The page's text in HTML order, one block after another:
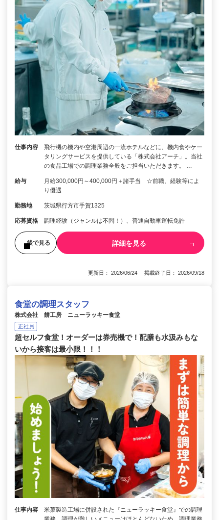
仕事内容
飛行機の機内や空港周辺の一流ホテルなどに、機内食やケー
タリングサービスを提供している「株式会社アーチ」。当社
の食品工場での調理業務全般をご担当いただきます。 …
給与
月給300,000円～400,000円＋諸手当 ☆前職、経験等によ
り優遇
勤務地 茨城県行方市手賀1325
応募資格 調理経験（ジャンルは不問！）、普通自動車運転免許
後で見る 詳細を見る
更新日： 2026/06/24 掲載終了日： 2026/09/18
食堂の調理スタッフ
株式会社 餅工房 ニューラッキー食堂
正社員
超セルフ食堂！オーダーは券売機で！配膳も水汲みもな
いから接客は最小限！！！
仕事内容
米菓製造工場に併設された『ニューラッキー食堂』での調理